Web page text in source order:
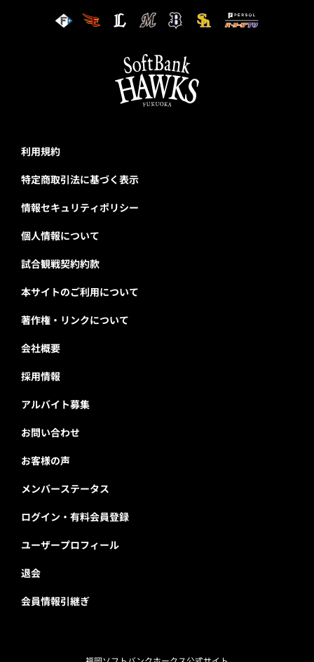
利用規約
特定商取引法に基づく表示
情報セキュリティポリシー
個人情報について
試合観戦契約約款
本サイトのご利用について
著作権・リンクについて
会社概要
採用情報
アルバイト募集
お問い合わせ
お客様の声
メンバーステータス
ログイン・有料会員登録
ユーザープロフィール
退会
会員情報引継ぎ